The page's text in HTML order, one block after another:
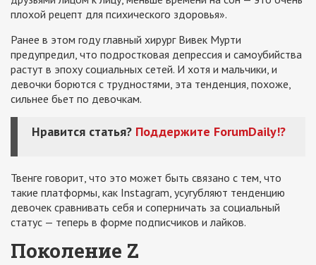
плохой рецепт для психического здоровья».
Ранее в этом году главный хирург Вивек Мурти
предупредил, что подростковая депрессия и самоубийства
растут в эпоху социальных сетей. И хотя и мальчики, и
девочки борются с трудностями, эта тенденция, похоже,
сильнее бьет по девочкам.
Нравится статья? Поддержите ForumDaily!?
Твенге говорит, что это может быть связано с тем, что
такие платформы, как Instagram, усугубляют тенденцию
девочек сравнивать себя и соперничать за социальный
статус — теперь в форме подписчиков и лайков.
Поколение Z